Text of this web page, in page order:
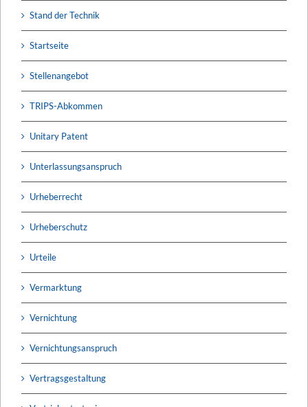
Stand der Technik
Startseite
Stellenangebot
TRIPS-Abkommen
Unitary Patent
Unterlassungsanspruch
Urheberrecht
Urheberschutz
Urteile
Vermarktung
Vernichtung
Vernichtungsanspruch
Vertragsgestaltung